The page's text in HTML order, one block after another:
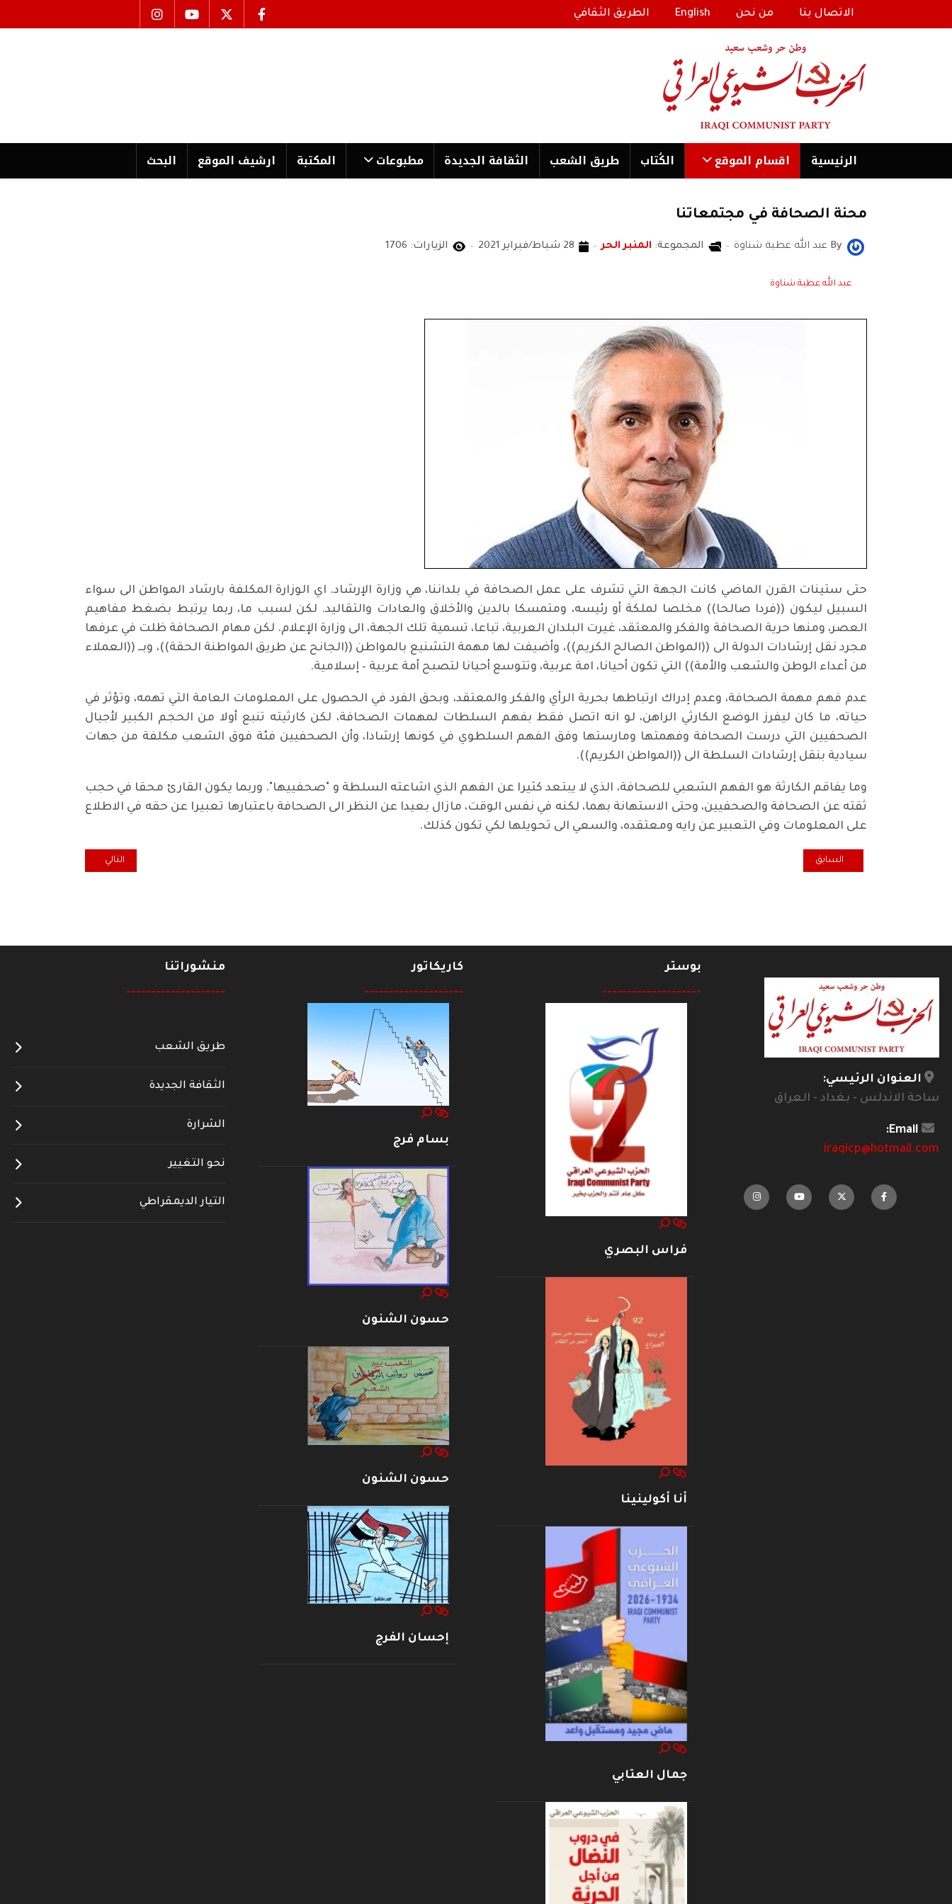
الاتصال بنا من نحن English الطريق الثقافي
الرئیسية اقسام الموقع الكُتاب طریق الشعب الثقافة الجدیدة مطبوعات المكتبة ارشیف الموقع البحث
محنة الصحافة في مجتمعاتنا
By عبد الله عطية شناوة المجموعة: المنبر الحر 28 شباط/فبراير 2021 الزيارات: 1706
عبد الله عطية شناوة
حتى ستينات القرن الماضي كانت الجهة التي تشرف على عمل الصحافة في بلداننا، هي وزارة الإرشاد. اي الوزارة المكلفة بارشاد المواطن الى سواء
السبيل ليكون ((فردا صالحا)) مخلصا لملكة أو رئيسه، ومتمسكا بالدين والأخلاق والعادات والتقاليد. لكن لسبب ما، ربما يرتبط بضغط مفاهيم
العصر، ومنها حرية الصحافة والفكر والمعتقد، غيرت البلدان العربية، تباعا، تسمية تلك الجهة، الى وزارة الإعلام. لكن مهام الصحافة ظلت في عرفها
مجرد نقل إرشادات الدولة الى ((المواطن الصالح الكريم))، وأضيفت لها مهمة التشنيع بالمواطن ((الجانح عن طريق المواطنة الحقة))، وبــ ((العملاء
من أعداء الوطن والشعب والأمة)) التي تكون أحيانا، امة عربية، وتتوسع أحيانا لتصبح أمة عربية – إسلامية.
عدم فهم مهمة الصحافة، وعدم إدراك ارتباطها بحرية الرأي والفكر والمعتقد، وبحق الفرد في الحصول على المعلومات العامة التي تهمه، وتؤثر في
حياته، ما كان ليفرز الوضع الكارثي الراهن، لو انه اتصل فقط بفهم السلطات لمهمات الصحافة، لكن كارثيته تنبع أولا من الحجم الكبير لأجيال
الصحفيين التي درست الصحافة وفهمتها ومارستها وفق الفهم السلطوي في كونها إرشادا، وأن الصحفيين فئة فوق الشعب مكلفة من جهات
سيادية بنقل إرشادات السلطة الى ((المواطن الكريم)).
وما يفاقم الكارثة هو الفهم الشعبي للصحافة، الذي لا يبتعد كثيرا عن الفهم الذي اشاعته السلطة و "صحفييها". وربما يكون القارئ محقا في حجب
ثقته عن الصحافة والصحفيين، وحتى الاستهانة بهما، لكنه في نفس الوقت، مازال بعيدا عن النظر الى الصحافة باعتبارها تعبيرا عن حقه في الاطلاع
على المعلومات وفي التعبير عن رايه ومعتقده، والسعي الى تحويلها لكي تكون كذلك.
المقال السابق: قانون النفط والغاز الاتحادي، تحرك مفاجئ ومقلق يدعو الى الحذر والتحرك
السابق المقال التالي: التناقضات
التالي
العنوان الرئيسي:
ساحة الاندلس - بغداد - العراق
Email:
iraqicp@hotmail.com
بوستر
--------------------
فراس البصري
أنا أكولينينا
جمال العتابي
كاريكاتور
--------------------
بسام فرج
حسون الشنون
حسون الشنون
إحسان الفرج
منشوراتنا
--------------------
طريق الشعب
الثقافة الجديدة
الشرارة
نحو التغيير
التيار الديمقراطي